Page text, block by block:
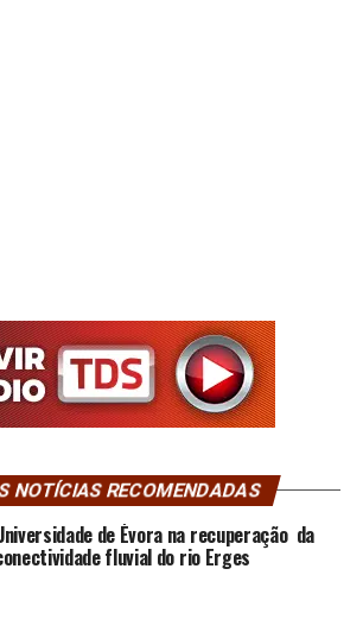
NOTÍCIAS RECOMENDADAS
de Évora na recuperação da
fluvial do rio Erges